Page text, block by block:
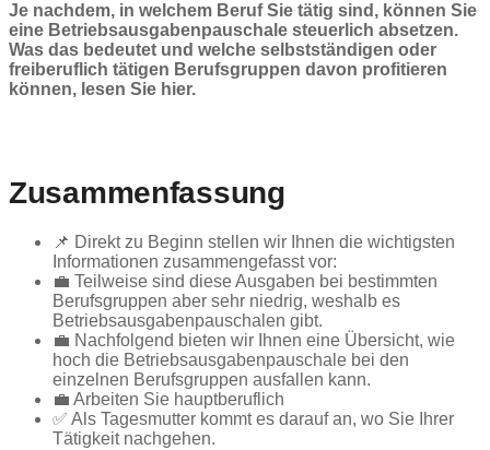
Je nachdem, in welchem Beruf Sie tätig sind, können Sie
eine Betriebsausgabenpauschale steuerlich absetzen.
Was das bedeutet und welche selbstständigen oder
freiberuflich tätigen Berufsgruppen davon profitieren
können, lesen Sie hier.
Zusammenfassung
📌 Direkt zu Beginn stellen wir Ihnen die wichtigsten
Informationen zusammengefasst vor:
💼 Teilweise sind diese Ausgaben bei bestimmten
Berufsgruppen aber sehr niedrig, weshalb es
Betriebsausgabenpauschalen gibt.
💼 Nachfolgend bieten wir Ihnen eine Übersicht, wie
hoch die Betriebsausgabenpauschale bei den
einzelnen Berufsgruppen ausfallen kann.
💼 Arbeiten Sie hauptberuflich
✅ Als Tagesmutter kommt es darauf an, wo Sie Ihrer
Tätigkeit nachgehen.